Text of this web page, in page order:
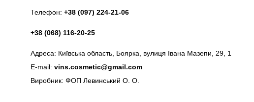
Телефон: +38 (097) 224-21-06
+38 (068) 116-20-25
Адреса: Київська область, Боярка, вулиця Івана Мазепи, 29, 1
E-mail: vins.cosmetic@gmail.com
Виробник: ФОП Левинський О. О.